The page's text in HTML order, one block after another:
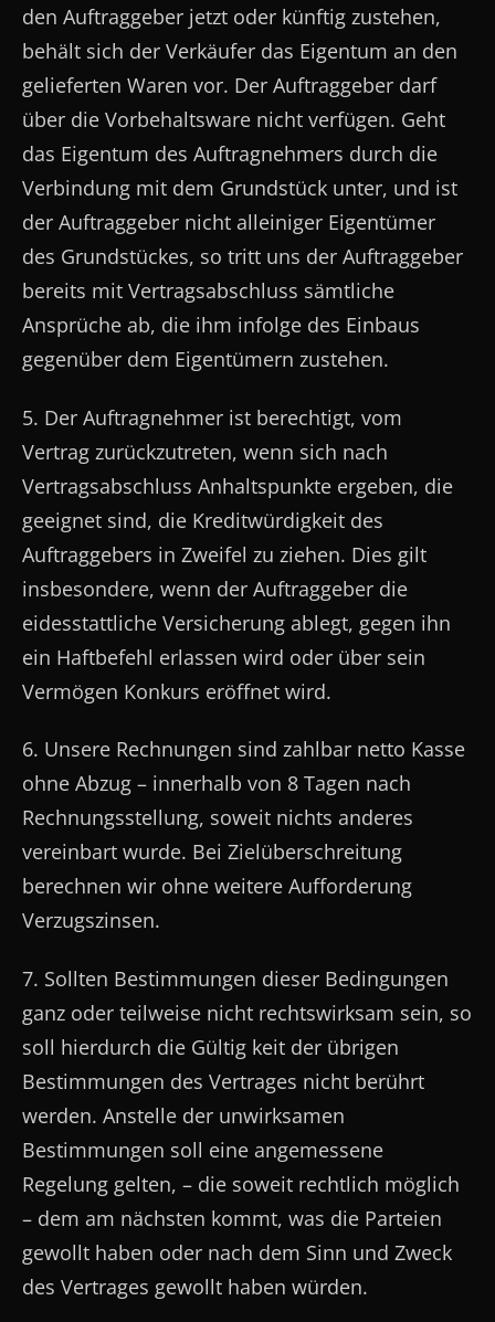
den Auftraggeber jetzt oder künftig zustehen,
behält sich der Verkäufer das Eigentum an den
gelieferten Waren vor. Der Auftraggeber darf
über die Vorbehaltsware nicht verfügen. Geht
das Eigentum des Auftragnehmers durch die
Verbindung mit dem Grundstück unter, und ist
der Auftraggeber nicht alleiniger Eigentümer
des Grundstückes, so tritt uns der Auftraggeber
bereits mit Vertragsabschluss sämtliche
Ansprüche ab, die ihm infolge des Einbaus
gegenüber dem Eigentümern zustehen.
5. Der Auftragnehmer ist berechtigt, vom
Vertrag zurückzutreten, wenn sich nach
Vertragsabschluss Anhaltspunkte ergeben, die
geeignet sind, die Kreditwürdigkeit des
Auftraggebers in Zweifel zu ziehen. Dies gilt
insbesondere, wenn der Auftraggeber die
eidesstattliche Versicherung ablegt, gegen ihn
ein Haftbefehl erlassen wird oder über sein
Vermögen Konkurs eröffnet wird.
6. Unsere Rechnungen sind zahlbar netto Kasse
ohne Abzug – innerhalb von 8 Tagen nach
Rechnungsstellung, soweit nichts anderes
vereinbart wurde. Bei Zielüberschreitung
berechnen wir ohne weitere Aufforderung
Verzugszinsen.
7. Sollten Bestimmungen dieser Bedingungen
ganz oder teilweise nicht rechtswirksam sein, so
soll hierdurch die Gültig­ keit der übrigen
Bestimmungen des Vertrages nicht berührt
werden. Anstelle der unwirksamen
Bestimmungen soll eine angemessene
Regelung gelten, – die soweit rechtlich möglich
– dem am nächsten kommt, was die Parteien
gewollt haben oder nach dem Sinn und Zweck
des Vertrages gewollt haben würden.